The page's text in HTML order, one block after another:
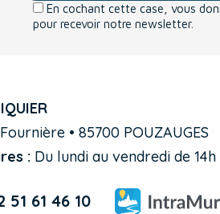
En cochant cette case, vous
pour recevoir notre newsletter.
• 85700 POUZAUGES
: Du lundi au vendredi de 14h
51 61 46 10